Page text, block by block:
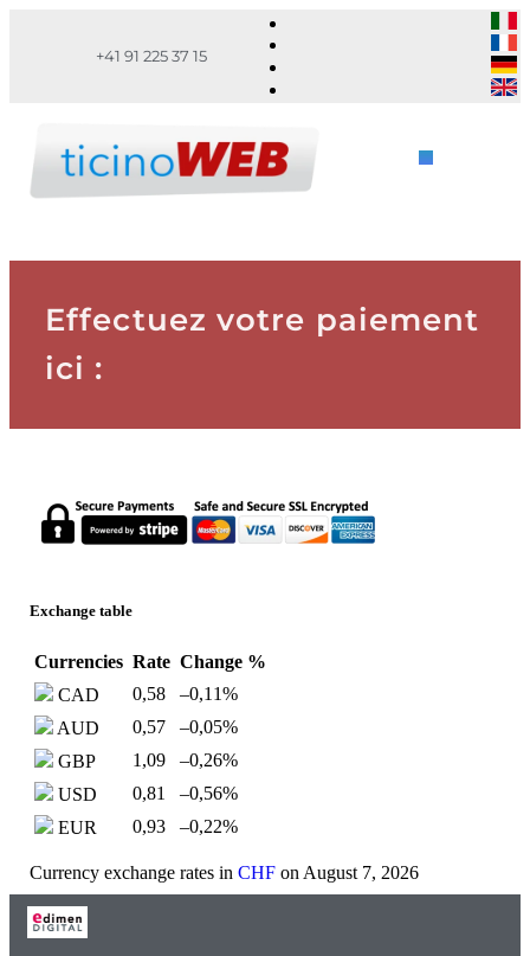
+41 91 225 37 15
Effectuez votre paiement
ici :
Exchange table
Currencies Rate Change %
CAD
0,58 –0,11%
AUD
0,57 –0,05%
GBP
1,09 –0,26%
USD
0,81 –0,56%
EUR
0,93 –0,22%
Currency exchange rates in CHF on August 7, 2026